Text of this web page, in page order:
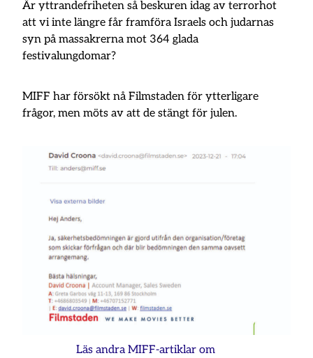
Är yttrandefriheten så beskuren idag av terrorhot
att vi inte längre får framföra Israels och judarnas
syn på massakrerna mot 364 glada
festivalungdomar?
MIFF har försökt nå Filmstaden för ytterligare
frågor, men möts av att de stängt för julen.
Läs andra MIFF-artiklar om